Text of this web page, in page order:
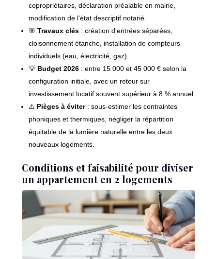
copropriétaires, déclaration préalable en mairie,
modification de l'état descriptif notarié.
🎯 Travaux clés: création d'entrées séparées,
cloisonnement étanche, installation de compteurs
individuels (eau, électricité, gaz).
💡 Budget 2026: entre 15 000 et 45 000 € selon la
configuration initiale, avec un retour sur
investissement locatif souvent supérieur à 8 % annuel.
⚠️ Pièges à éviter: sous-estimer les contraintes
phoniques et thermiques, négliger la répartition
équitable de la lumière naturelle entre les deux
nouveaux logements.
Conditions et faisabilité pour diviser
un appartement en 2 logements